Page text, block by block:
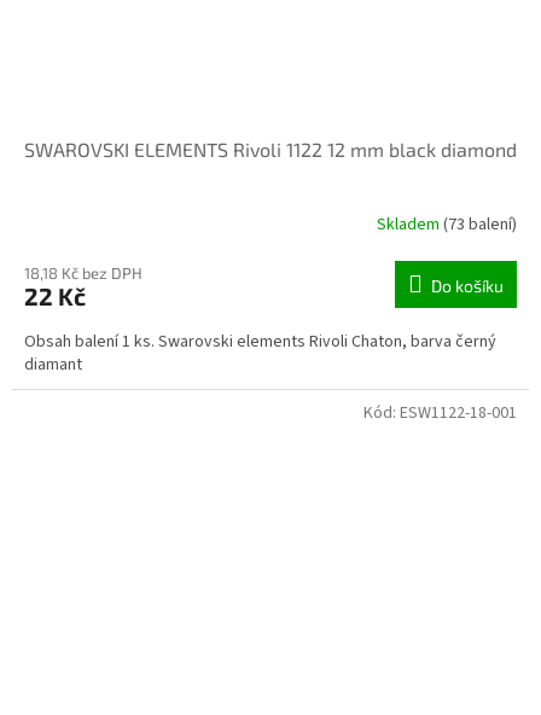
SWAROVSKI ELEMENTS Rivoli 1122 12 mm black diamond
Skladem (73 balení)
18,18 Kč bez DPH
22 Kč Do košíku
Obsah balení 1 ks. Swarovski elements Rivoli Chaton, barva černý
diamant
Kód: ESW1122-18-001